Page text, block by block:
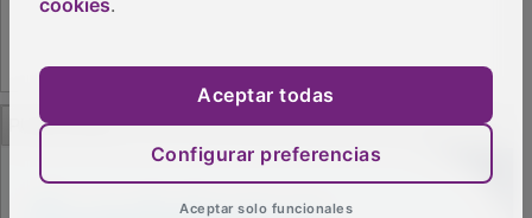
PUBLICIDAD
cookies.
Aceptar todas
Configurar preferencias
Aceptar solo funcionales